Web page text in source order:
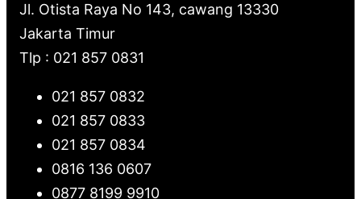
Jl. Otista Raya No 143, cawang 13330
Jakarta Timur
Tlp : 021 857 0831
021 857 0832
021 857 0833
021 857 0834
0816 136 0607
0877 8199 9910